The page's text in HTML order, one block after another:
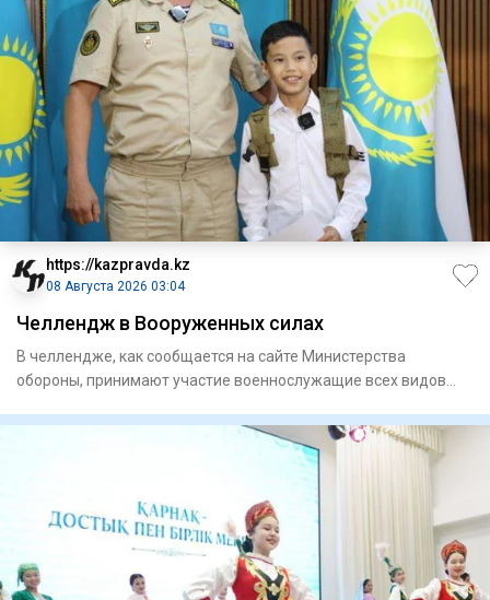
https://kazpravda.kz
08 Августа 2026 03:04
Челлендж в Вооруженных силах
В челлендже, как сообщается на сайте Министерства
обороны, принимают участие военнослужащие всех видов